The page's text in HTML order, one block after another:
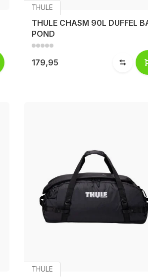
THULE
THULE CHASM 90L DUFFEL
POND
179,95
THULE